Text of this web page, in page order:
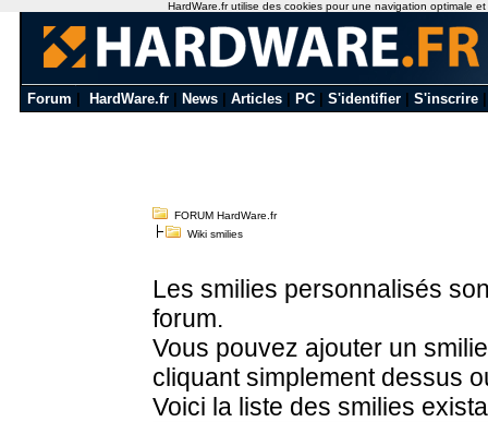
Forum HardWare.fr News Articles PC S'identifier S'inscrire
FORUM HardWare.fr
Wiki smilies
Les smilies personnalisés
forum.
Vous pouvez ajouter un
cliquant simplement dessus
Voici la liste des smilies
HardWare.fr utilise des cookies pour une navigation optimale